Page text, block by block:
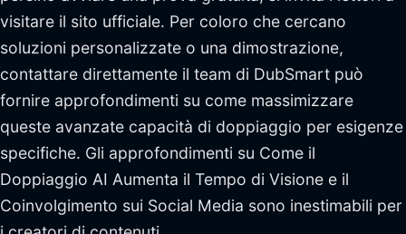
visitare il sito ufficiale. Per coloro che cercano
soluzioni personalizzate o una dimostrazione,
contattare direttamente il team di DubSmart può
fornire approfondimenti su come massimizzare
queste avanzate capacità di doppiaggio per esigenze
specifiche. Gli approfondimenti su Come il
Doppiaggio AI Aumenta il Tempo di Visione e il
Coinvolgimento sui Social Media sono inestimabili per